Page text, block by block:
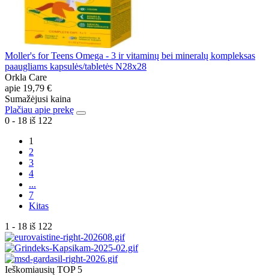
Moller's for Teens Omega - 3 ir vitaminų bei mineralų kompleksas
paaugliams kapsulės/tabletės N28x28
Orkla Care
apie 19,79 €
Sumažėjusi kaina
Plačiau apie prekę
0 - 18 iš 122
1
2
3
4
...
7
Kitas
1 - 18 iš 122
Ieškomiausių TOP 5